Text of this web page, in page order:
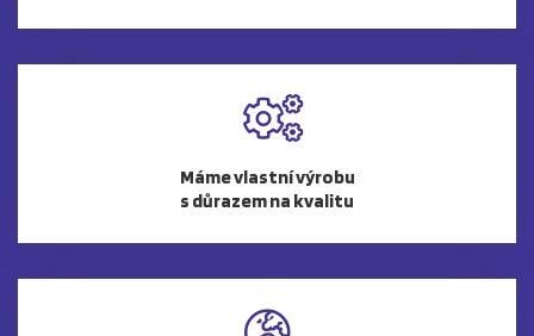
Máme vlastní výrobu
s důrazem na kvalitu